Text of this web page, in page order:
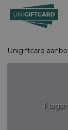
Unigiftcard